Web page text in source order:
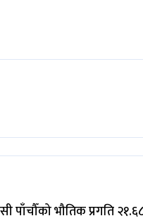
पाँचौँको भौतिक प्रगति